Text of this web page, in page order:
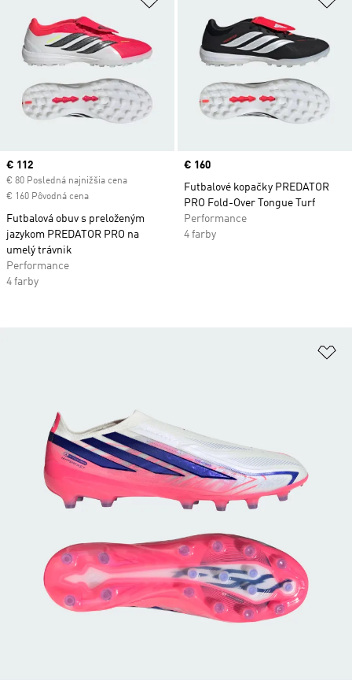
Current price
€ 112
€ 80 Posledná najnižšia cena
€ 160 Pôvodná cena
Futbalová obuv s preloženým
jazykom PREDATOR PRO na
umelý trávnik
Performance
4 farby
Price
€ 160
Futbalové kopačky PREDATOR
PRO Fold-Over Tongue Turf
Performance
4 farby